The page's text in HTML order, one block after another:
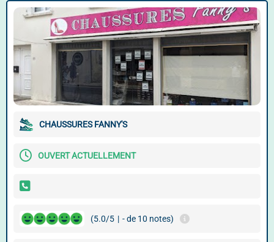
CHAUSSURES FANNY'S
OUVERT ACTUELLEMENT
(5.0/5 | - de 10 notes)